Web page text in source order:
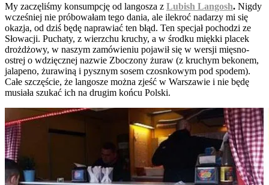
My zaczęliśmy konsumpcję od langosza z Lubish Langosh. Nigdy
wcześniej nie próbowałam tego dania, ale ilekroć nadarzy mi się
okazja, od dziś będę naprawiać ten błąd. Ten specjał pochodzi ze
Słowacji. Puchaty, z wierzchu kruchy, a w środku miękki placek
drożdżowy, w naszym zamówieniu pojawił się w wersji mięsno-
ostrej o wdzięcznej nazwie Zboczony żuraw (z kruchym bekonem,
jalapeno, żurawiną i pysznym sosem czosnkowym pod spodem).
Całe szczęście, że langosze można zjeść w Warszawie i nie będę
musiała szukać ich na drugim końcu Polski.